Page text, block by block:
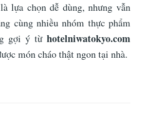
lựa chọn dễ dùng, nhưng vẫn
cùng nhiều nhóm thực phẩm
gợi ý từ hotelniwatokyo.com
món cháo thật ngon tại nhà.